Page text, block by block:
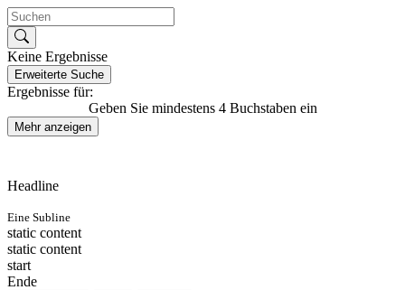
Keine Ergebnisse
Erweiterte Suche
Ergebnisse für:
Geben Sie mindestens 4 Buchstaben ein
Mehr anzeigen
Headline
Eine Subline
static content
static content
start
Ende